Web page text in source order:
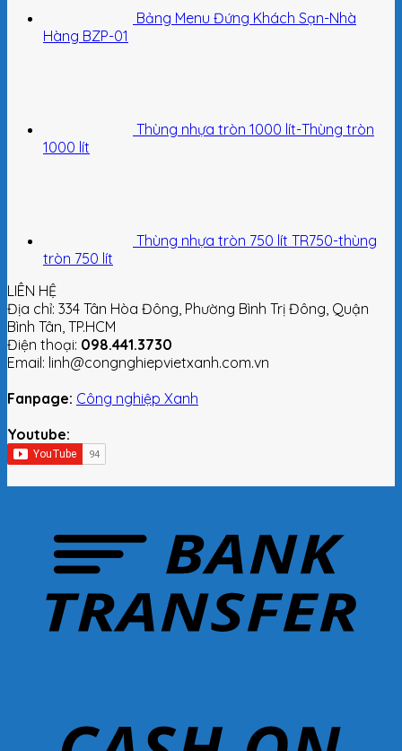
Bảng Menu Đứng Khách Sạn-Nhà
Hàng BZP-01
Thùng nhựa tròn 1000 lít-Thùng tròn
1000 lít
Thùng nhựa tròn 750 lít TR750-thùng
tròn 750 lít
LIÊN HỆ
Địa chỉ: 334 Tân Hòa Đông, Phường Bình Trị Đông, Quận
Bình Tân, TP.HCM
Điện thoại: 098.441.3730
Email: linh@congnghiepvietxanh.com.vn
Fanpage: Công nghiệp Xanh
Youtube: